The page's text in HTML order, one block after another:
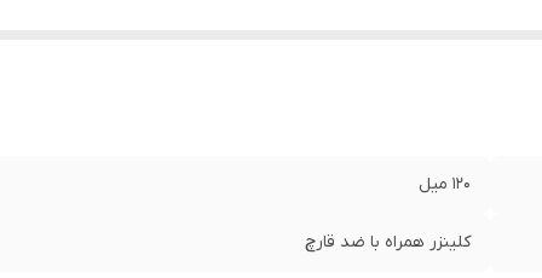
120 میل
کلینزر همراه با ضد قارچ